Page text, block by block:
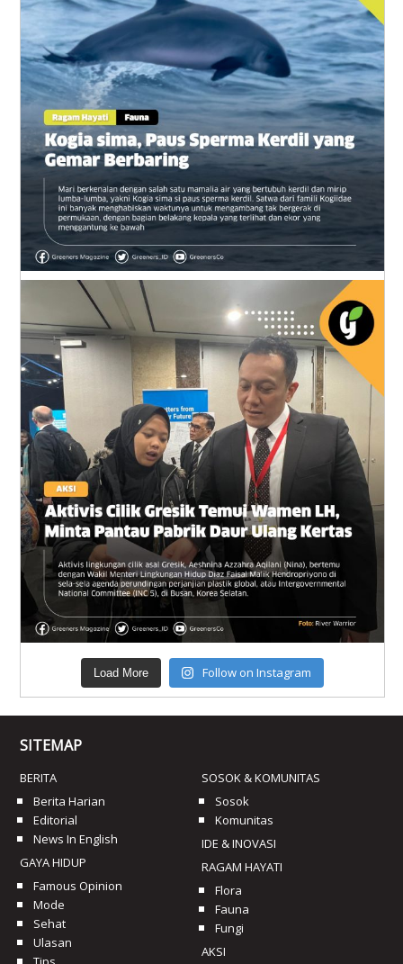
Load More Follow on Instagram
SITEMAP
BERITA
Berita Harian
Editorial
News In English
GAYA HIDUP
Famous Opinion
Mode
Sehat
Ulasan
SOSOK & KOMUNITAS
Sosok
Komunitas
IDE & INOVASI
RAGAM HAYATI
Flora
Fauna
Fungi
AKSI